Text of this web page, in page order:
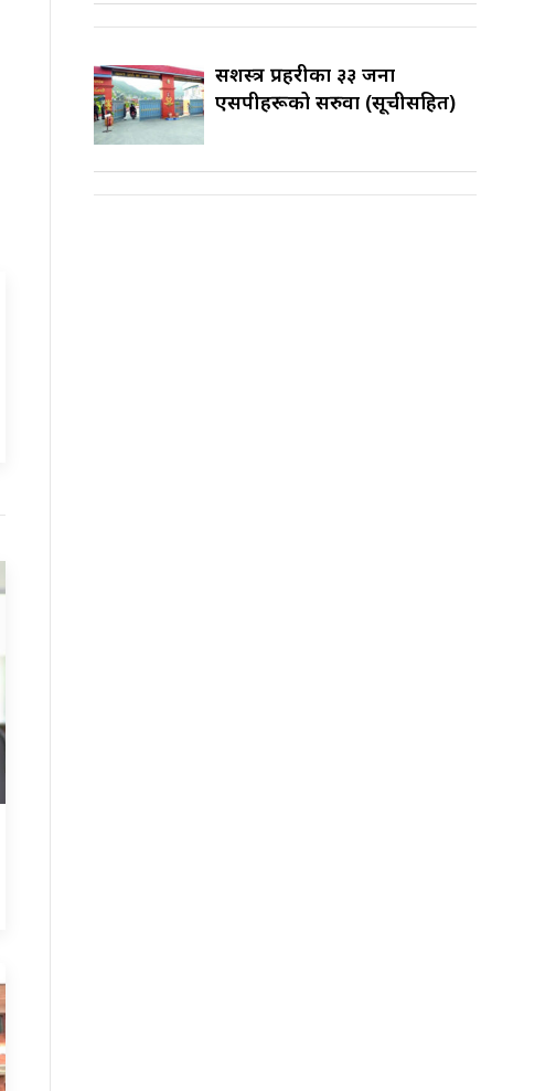
सशस्त्र प्रहरीका ३३ जना
एसपीहरूको सरुवा (सूचीसहित)